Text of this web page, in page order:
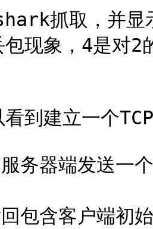
抓取，并显
包现象，4是对2
到建立一个
务器端发送一
包含客户端初